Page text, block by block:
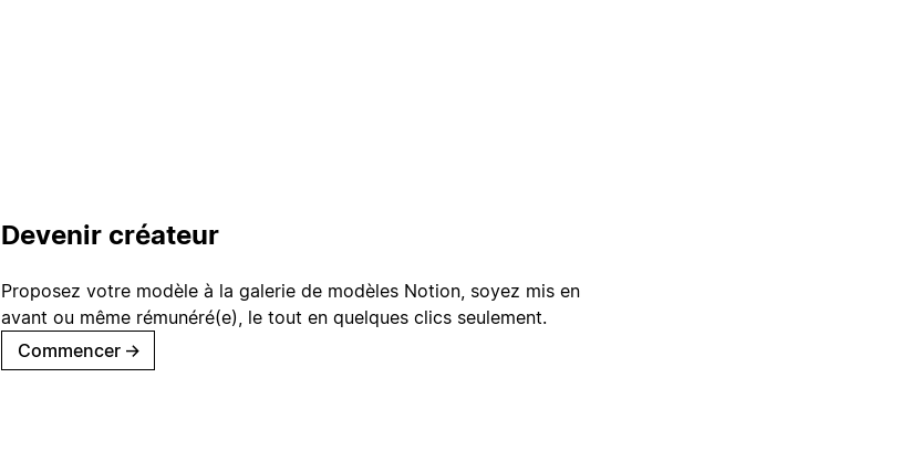
Devenir créateur
Proposez votre modèle à la galerie de modèles Notion, soyez mis en
avant ou même rémunéré(e), le tout en quelques clics seulement.
Commencer →